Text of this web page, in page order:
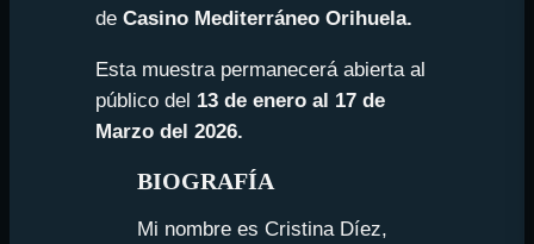
de Casino Mediterráneo Orihuela.
Esta muestra permanecerá abierta al
público del 13 de enero al 17 de
Marzo del 2026.
BIOGRAFÍA
Mi nombre es Cristina Díez,